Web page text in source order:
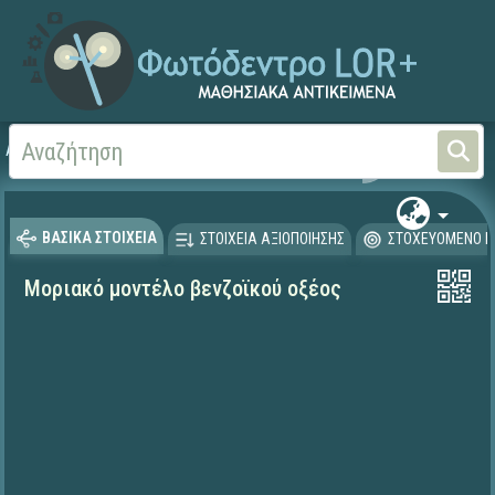
Αρχική Φυσικές Επιστήμες -
ΒΑΣΙΚΑ ΣΤΟΙΧΕΙΑ ΣΤΟΙΧΕΙΑ ΑΞΙΟΠΟΙΗΣΗΣ ΣΤΟΧΕΥΟΜΕΝΟ
Μοριακό μοντέλο βενζοϊκού οξέος